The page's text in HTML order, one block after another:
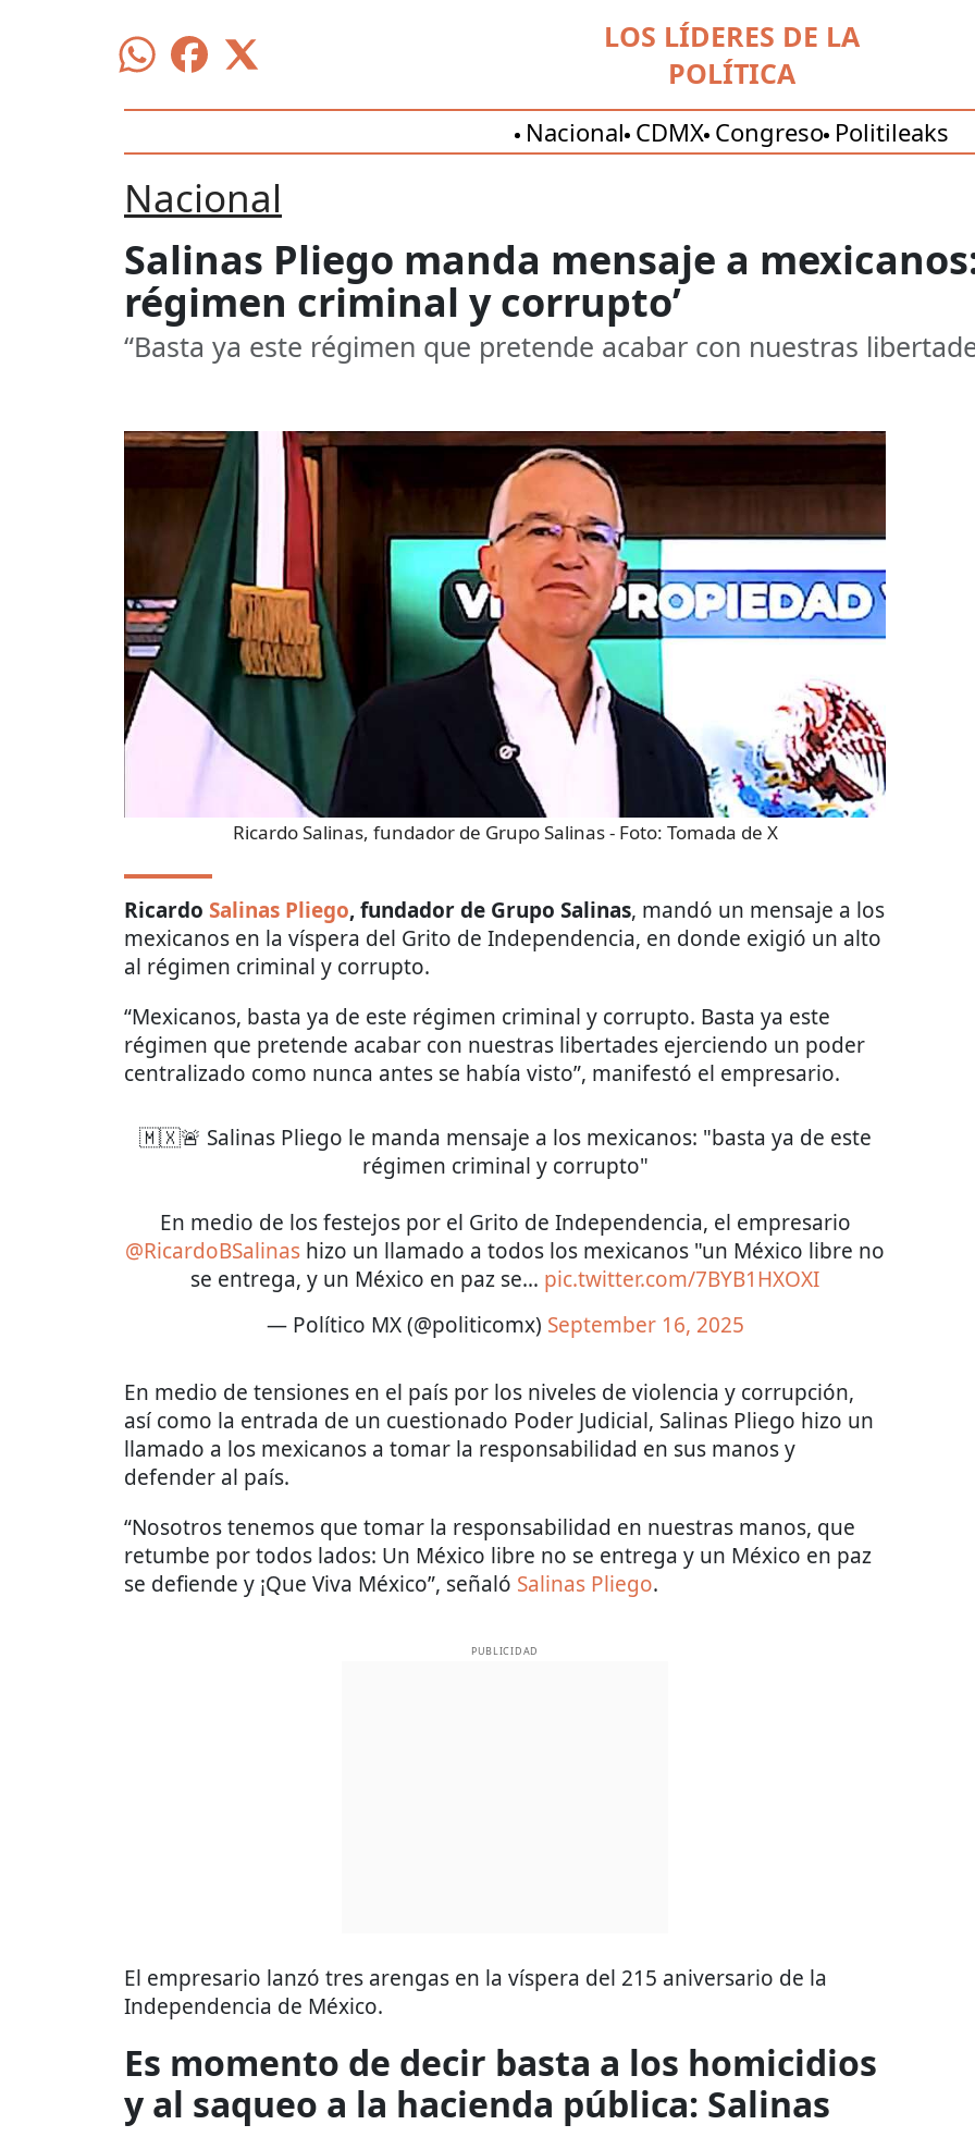
LOS LÍDERES DE LA
POLÍTICA
Nacional CDMX Congreso Politileaks
Nacional
Salinas Pliego manda mensaje a
régimen criminal y corrupto’
“Basta ya este régimen que pretende acabar con nuestras
Ricardo Salinas, fundador de Grupo Salinas- Foto: Tomada de X
Ricardo Salinas Pliego, fundador de Grupo Salinas, mandó un mensaje a los
mexicanos en la víspera del Grito de Independencia, en donde exigió un alto
al régimen criminal y corrupto.
“Mexicanos, basta ya de este régimen criminal y corrupto. Basta ya este
régimen que pretende acabar con nuestras libertades ejerciendo un poder
centralizado como nunca antes se había visto”, manifestó el empresario.
🇲🇽🚨 Salinas Pliego le manda mensaje a los mexicanos: "basta ya de este
régimen criminal y corrupto"
En medio de los festejos por el Grito de Independencia, el empresario
@RicardoBSalinas hizo un llamado a todos los mexicanos "un México libre no
se entrega, y un México en paz se… pic.twitter.com/7BYB1HXOXI
— Político MX (@politicomx) September 16, 2025
En medio de tensiones en el país por los niveles de violencia y corrupción,
así como la entrada de un cuestionado Poder Judicial, Salinas Pliego hizo un
llamado a los mexicanos a tomar la responsabilidad en sus manos y
defender al país.
“Nosotros tenemos que tomar la responsabilidad en nuestras manos, que
retumbe por todos lados: Un México libre no se entrega y un México en paz
se defiende y ¡Que Viva México”, señaló Salinas Pliego.
PUBLICIDAD
El empresario lanzó tres arengas en la víspera del 215 aniversario de la
Independencia de México.
Es momento de decir basta a los homicidios
y al saqueo a la hacienda pública: Salinas